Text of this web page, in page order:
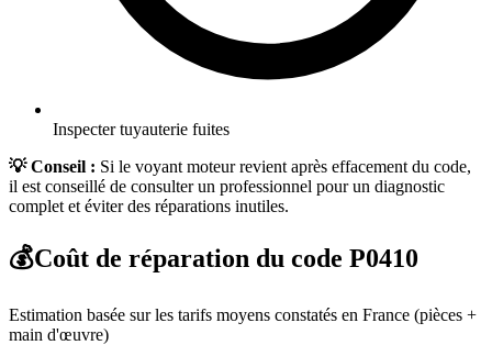
Inspecter tuyauterie fuites
💡 Conseil : Si le voyant moteur revient après effacement du code,
il est conseillé de consulter un professionnel pour un diagnostic
complet et éviter des réparations inutiles.
💰Coût de réparation du code P0410
Estimation basée sur les tarifs moyens constatés en France (pièces +
main d'œuvre)